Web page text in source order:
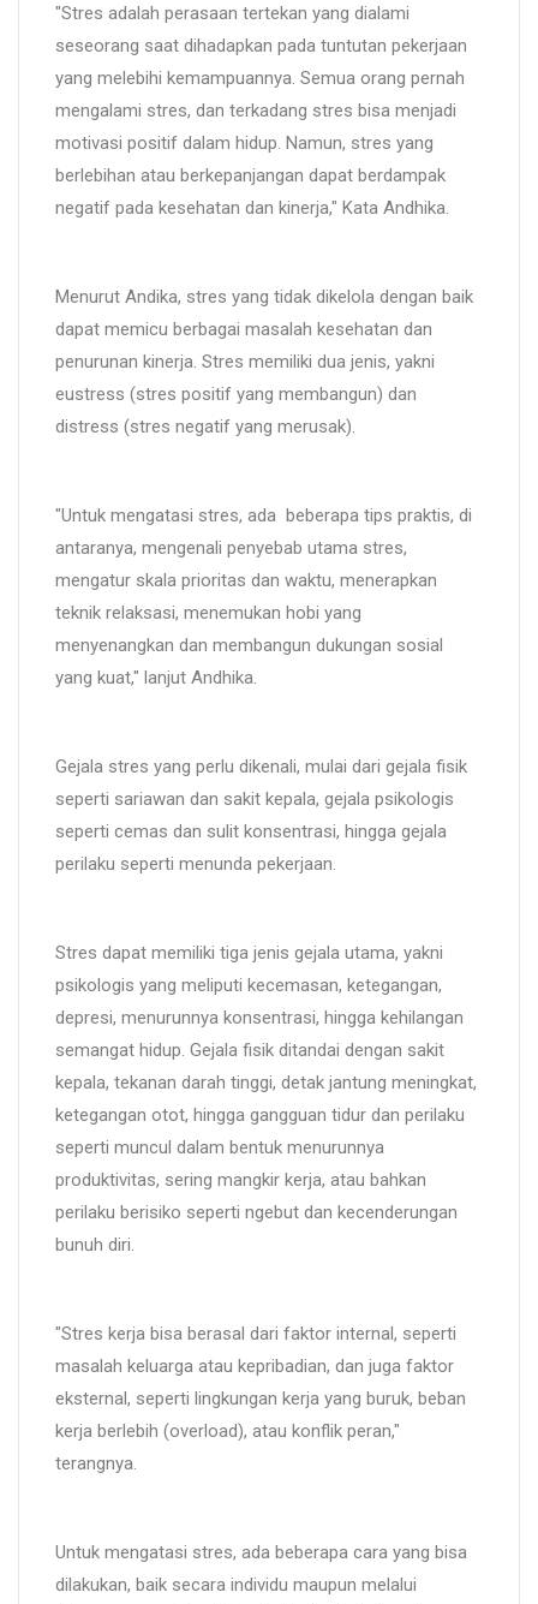
"Stres adalah perasaan tertekan yang dialami
seseorang saat dihadapkan pada tuntutan pekerjaan
yang melebihi kemampuannya. Semua orang pernah
mengalami stres, dan terkadang stres bisa menjadi
motivasi positif dalam hidup. Namun, stres yang
berlebihan atau berkepanjangan dapat berdampak
negatif pada kesehatan dan kinerja," Kata Andhika.
Menurut Andika, stres yang tidak dikelola dengan baik
dapat memicu berbagai masalah kesehatan dan
penurunan kinerja. Stres memiliki dua jenis, yakni
eustress (stres positif yang membangun) dan
distress (stres negatif yang merusak).
"Untuk mengatasi stres, ada beberapa tips praktis, di
antaranya, mengenali penyebab utama stres,
mengatur skala prioritas dan waktu, menerapkan
teknik relaksasi, menemukan hobi yang
menyenangkan dan membangun dukungan sosial
yang kuat," lanjut Andhika.
Gejala stres yang perlu dikenali, mulai dari gejala fisik
seperti sariawan dan sakit kepala, gejala psikologis
seperti cemas dan sulit konsentrasi, hingga gejala
perilaku seperti menunda pekerjaan.
Stres dapat memiliki tiga jenis gejala utama, yakni
psikologis yang meliputi kecemasan, ketegangan,
depresi, menurunnya konsentrasi, hingga kehilangan
semangat hidup. Gejala fisik ditandai dengan sakit
kepala, tekanan darah tinggi, detak jantung meningkat,
ketegangan otot, hingga gangguan tidur dan perilaku
seperti muncul dalam bentuk menurunnya
produktivitas, sering mangkir kerja, atau bahkan
perilaku berisiko seperti ngebut dan kecenderungan
bunuh diri.
"Stres kerja bisa berasal dari faktor internal, seperti
masalah keluarga atau kepribadian, dan juga faktor
eksternal, seperti lingkungan kerja yang buruk, beban
kerja berlebih (overload), atau konflik peran,"
terangnya.
Untuk mengatasi stres, ada beberapa cara yang bisa
dilakukan, baik secara individu maupun melalui